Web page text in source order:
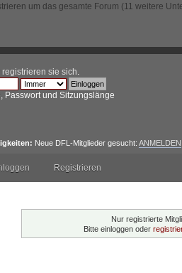
um das gesamte Forum (11 weitere
registrieren sie sich
Passwort und Sitzungslänge
Neue DFL-Mitglieder gesucht: ANMELDEN
Registrieren
Nur registrierte
Bitte einloggen oder